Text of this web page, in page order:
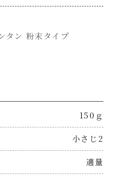
ンタンチーズニングを
タン 粉末タイプ
150ｇ
小さじ2
適量